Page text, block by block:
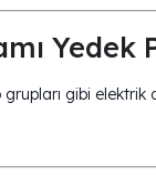
Yedek
gibi elektrik